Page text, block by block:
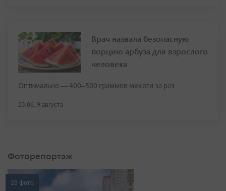
Врач назвала безопасную
порцию арбуза для взрослого
человека
Оптимально — 400–500 граммов мякоти за раз
23:06, 9 августа
Фоторепортаж
20 фото